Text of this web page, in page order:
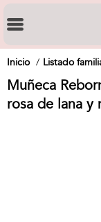
Inicio Listado
Muñeca
rosa de lana y